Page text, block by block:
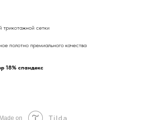
трикотажной сетки
полотно премиального качества
18% спандекс
Made on Tilda